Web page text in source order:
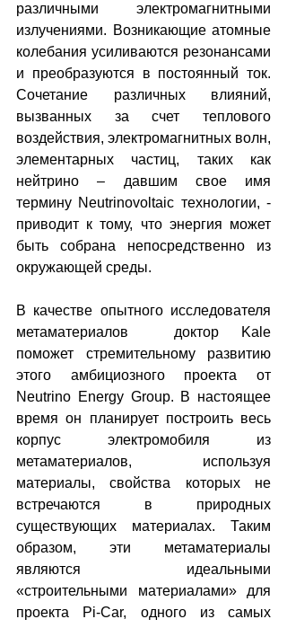
различными электромагнитными
излучениями. Возникающие атомные
колебания усиливаются резонансами
и преобразуются в постоянный ток.
Сочетание различных влияний,
вызванных за счет теплового
воздействия, электромагнитных волн,
элементарных частиц, таких как
нейтрино – давшим свое имя
термину Neutrinovoltaic технологии, -
приводит к тому, что энергия может
быть собрана непосредственно из
окружающей среды.
В качестве опытного исследователя
метаматериалов  доктор Kale
поможет стремительному развитию
этого амбициозного проекта от
Neutrino Energy Group. В настоящее
время он планирует построить весь
корпус электромобиля из
метаматериалов, используя
материалы, свойства которых не
встречаются в природных
существующих материалах. Таким
образом, эти метаматериалы
являются идеальными
«строительными материалами» для
проекта Pi-Car, одного из самых